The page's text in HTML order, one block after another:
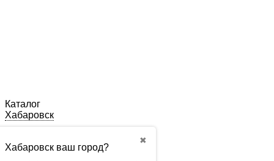
Каталог
Хабаровск
✖
Хабаровск ваш город?